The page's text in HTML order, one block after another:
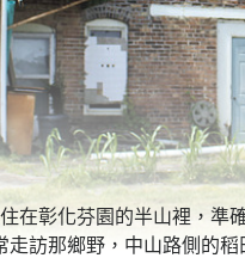
彰化芬園的半山裡，準確
走訪那鄉野，中山路側的